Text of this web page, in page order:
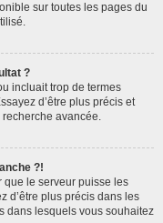
sur toutes les pages du
?
incluait trop de termes
d’être plus précis et
avancée.
?!
que le serveur puisse les
d’être plus précis dans les
dans lesquels vous souhaitez